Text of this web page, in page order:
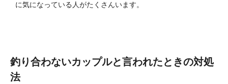
に気になっている人がたくさんいます。
釣り合わないカップルと言われたときの対処
法